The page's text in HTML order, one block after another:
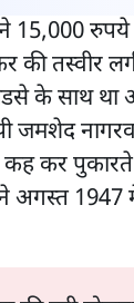
15,000
तस्वीर
के साथ
जमशेद
कह कर
अगस्त 1947